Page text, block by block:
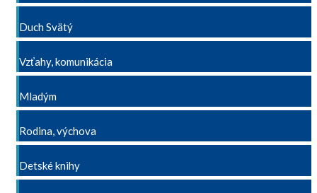
Duch Svätý
Vzťahy, komunikácia
Mladým
Rodina, výchova
Detské knihy